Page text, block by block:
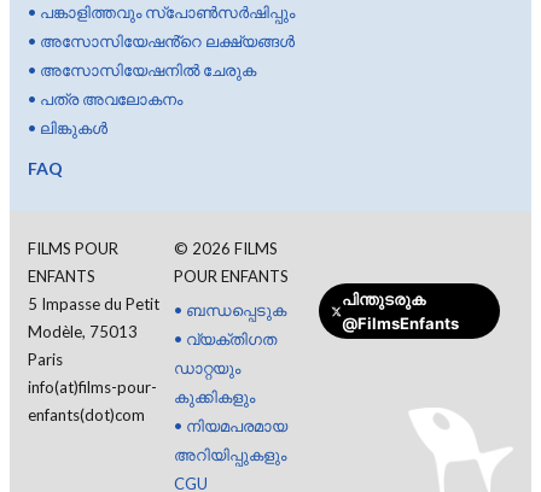
• പങ്കാളിത്തവും സ്പോൺസർഷിപ്പും
• അസോസിയേഷൻ്റെ ലക്ഷ്യങ്ങൾ
• അസോസിയേഷനിൽ ചേരുക
• പത്ര അവലോകനം
• ലിങ്കുകൾ
FAQ
FILMS POUR
ENFANTS
5 Impasse du Petit
Modèle, 75013
Paris
info(at)films-pour-
enfants(dot)com
© 2026 FILMS
POUR ENFANTS
• ബന്ധപ്പെടുക
• വ്യക്തിഗത
ഡാറ്റയും
കുക്കികളും
• നിയമപരമായ
അറിയിപ്പുകളും
CGU
പിന്തുടരുക
@FilmsEnfants